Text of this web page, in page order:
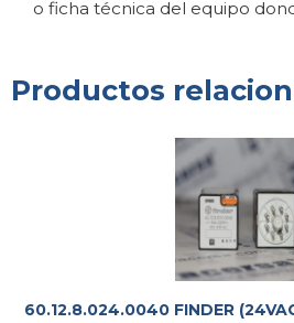
o ficha técnica del equipo
Productos
60.12.8.024.0040 FINDER